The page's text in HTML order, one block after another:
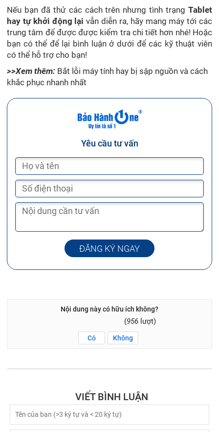
Nếu bạn đã thử các cách trên nhưng tình trạng Tablet
hay tự khởi động lạivẫn diễn ra, hãy mang máy tới các
trung tâm để được được kiểm tra chi tiết hơn nhé! Hoặc
bạn có thể để lại bình luận ở dưới để các kỹ thuật viên
có thể hỗ trợ cho bạn!
>>Xem thêm: Bắt lỗi máy tính hay bị sập nguồn và cách
khắc phục nhanh nhất
Yêu cầu tư vấn
ĐĂNG KÝ NGAY
Nội dung này có hữu ích không?
(956 lượt)
Có Không
VIẾT BÌNH LUẬN